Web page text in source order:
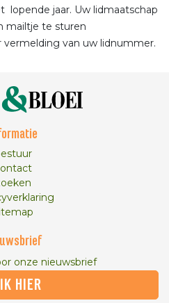
lopende jaar. Uw lidmaatschap
mailtje te sturen
vermelding van uw lidnummer.
onze nieuwsbrief
HIER